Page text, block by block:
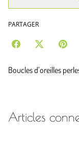
PARTAGER
Boucles d’oreilles
Articles